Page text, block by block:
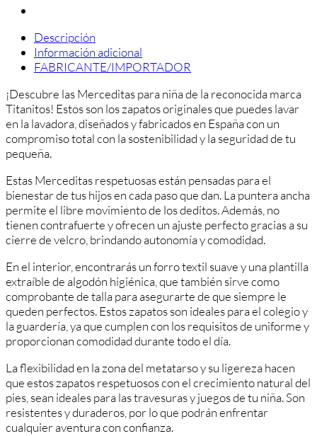
Descripción
Información adicional
FABRICANTE/IMPORTADOR
¡Descubre las Merceditas para niña de la reconocida marca
Titanitos! Estos son los zapatos originales que puedes lavar
en la lavadora, diseñados y fabricados en España con un
compromiso total con la sostenibilidad y la seguridad de tu
pequeña.
Estas Merceditas respetuosas están pensadas para el
bienestar de tus hijos en cada paso que dan. La puntera ancha
permite el libre movimiento de los deditos. Además, no
tienen contrafuerte y ofrecen un ajuste perfecto gracias a su
cierre de velcro, brindando autonomía y comodidad.
En el interior, encontrarás un forro textil suave y una plantilla
extraíble de algodón higiénica, que también sirve como
comprobante de talla para asegurarte de que siempre le
queden perfectos. Estos zapatos son ideales para el colegio y
la guardería, ya que cumplen con los requisitos de uniforme y
proporcionan comodidad durante todo el día.
La flexibilidad en la zona del metatarso y su ligereza hacen
que estos zapatos respetuosos con el crecimiento natural del
pies, sean ideales para las travesuras y juegos de tu niña. Son
resistentes y duraderos, por lo que podrán enfrentar
cualquier aventura con confianza.